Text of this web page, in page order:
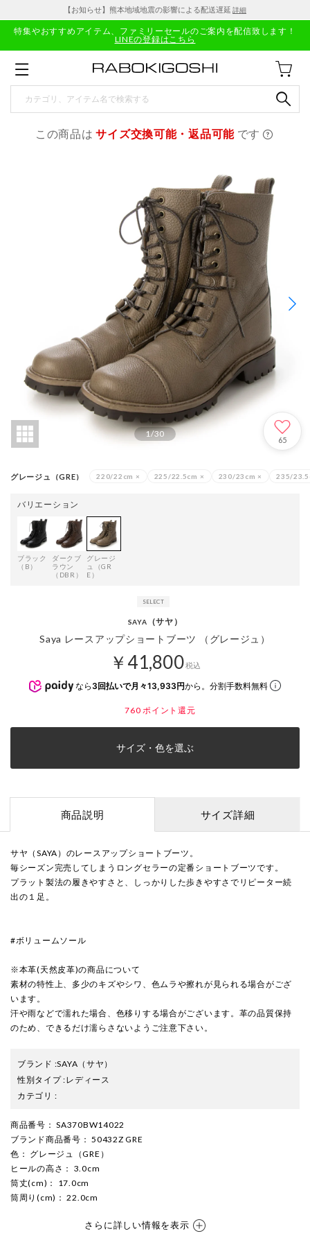
【お知らせ】熊本地域地震の影響による配送遅延 詳細
特集やおすすめアイテム、ファミリーセールのご案内を配信致します！
LINEの登録はこちら
この商品はサイズ交換可能・返品可能 です
1/30
65
グレージュ（GRE） 220/22cm × 225/22.5cm × 230/23cm × 235/
バリエーション
ブラック
（B）
ダークブ
ラウン
（DBR）
グレージ
ュ（GR
E）
SAYA （サヤ）
Saya レースアップショートブーツ （グレージュ）
￥41,800税込
なら 3回払いで月々13,933円から。分割手数料無料
760 ポイント還元
サイズ・色を選ぶ
商品説明 サイズ詳細
サヤ（SAYA）のレースアップショートブーツ。
毎シーズン完売してしまうロングセラーの定番ショートブーツです。
プラット製法の履きやすさと、しっかりした歩きやすさでリピーター続
出の１足。
#ボリュームソール
※本革(天然皮革)の商品について
素材の特性上、多少のキズやシワ、色ムラや擦れが見られる場合がござ
います。
汗や雨などで濡れた場合、色移りする場合がございます。革の品質保持
のため、できるだけ濡らさないようご注意下さい。
ブランド :SAYA （サヤ）
性別タイプ:レディース
カテゴリ :
商品番号 ： SA370BW14022
ブランド商品番号 ： 50432Z GRE
色 ： グレージュ（GRE）
ヒールの高さ ： 3.0cm
筒丈(cm) ： 17.0cm
筒周り(cm) ： 22.0cm
さらに詳しい情報を表示